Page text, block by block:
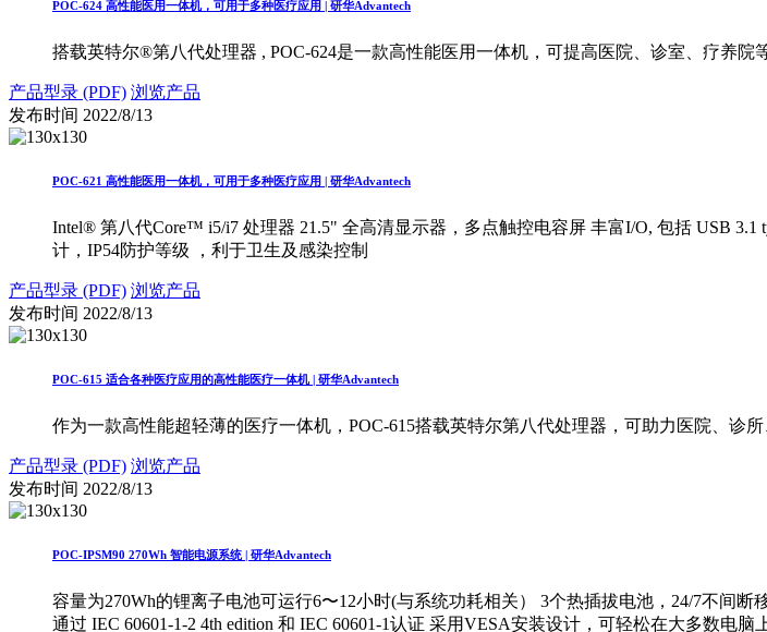
POC-624 高性能医用一体机，可用于多种医疗应用 | 研华Advantech
搭载英特尔®第八代处理器 , POC-624是一款高性能医用一体机，可提高医院、诊室、疗养院
产品型录 (PDF) 浏览产品
发布时间 2022/8/13
POC-621 高性能医用一体机，可用于多种医疗应用 | 研华Advantech
Intel® 第八代Core™ i5/i7 处理器 21.5" 全高清显示器，多点触控电容屏 丰富I/O, 包括 USB
计，IP54防护等级 ，利于卫生及感染控制
产品型录 (PDF) 浏览产品
发布时间 2022/8/13
POC-615 适合各种医疗应用的高性能医疗一体机 | 研华Advantech
作为一款高性能超轻薄的医疗一体机，POC-615搭载英特尔第八代处理器，可助力医院、诊所
产品型录 (PDF) 浏览产品
发布时间 2022/8/13
POC-IPSM90 270Wh 智能电源系统 | 研华Advantech
容量为270Wh的锂离子电池可运行6〜12小时(与系统功耗相关） 3个热插拔电池，24/7不间
通过 IEC 60601-1-2 4th edition 和 IEC 60601-1认证 采用VESA安装设计，可轻松在大多数电脑